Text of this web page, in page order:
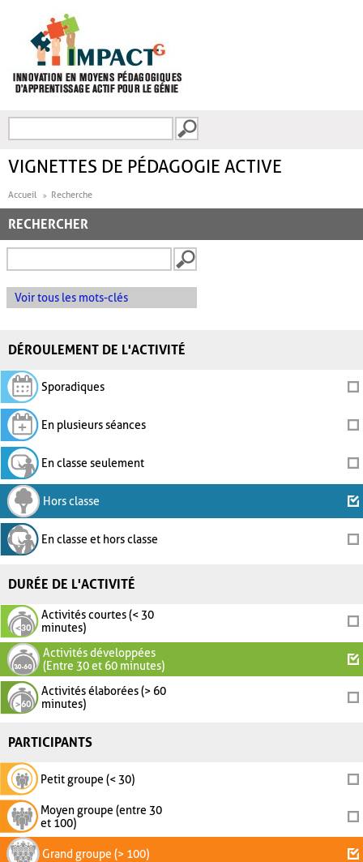
FORMULAIRE DE
VIGNETTES DE PÉDAGOGIE ACTIVE
Accueil Recherche
RECHERCHER
Voir tous les mots-clés
DÉROULEMENT DE L'ACTIVITÉ
Sporadiques
En plusieurs séances
En classe seulement
Hors classe
En classe et hors classe
DURÉE DE L'ACTIVITÉ
Activités courtes (< 30
minutes)
Activités développées
(Entre 30 et 60 minutes)
Activités élaborées (> 60
minutes)
PARTICIPANTS
Petit groupe (< 30)
Moyen groupe (entre 30
et 100)
Grand groupe (> 100)